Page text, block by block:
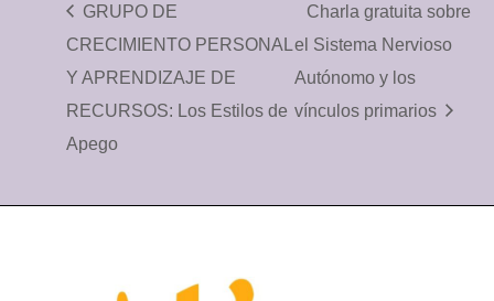
GRUPO DE
CRECIMIENTO PERSONAL
Y APRENDIZAJE DE
RECURSOS: Los Estilos de
Apego
Charla gratuita sobre
el Sistema Nervioso
Autónomo y los
vínculos primarios